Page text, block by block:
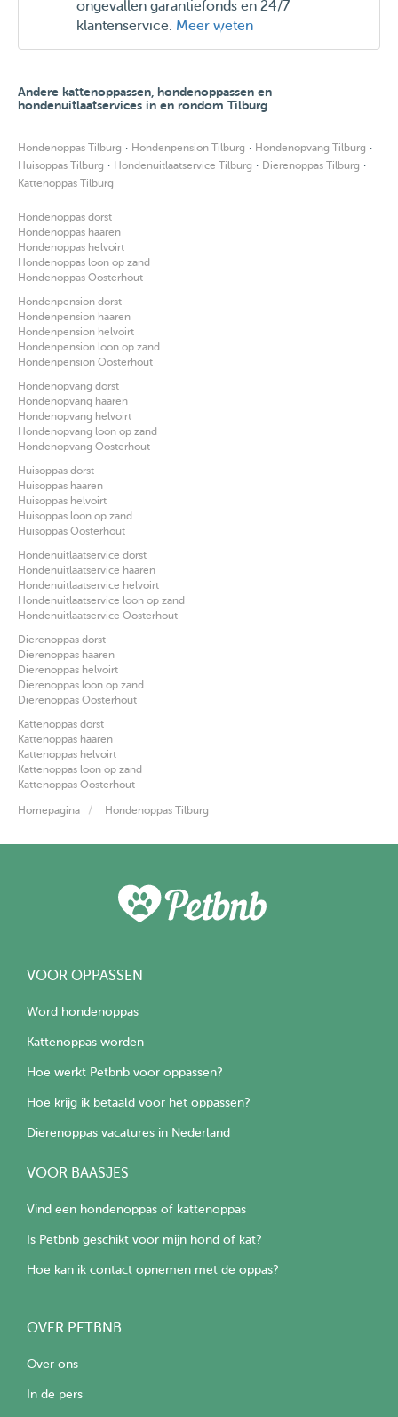
ongevallen garantiefonds en 24/7
klantenservice. Meer weten
Andere kattenoppassen, hondenoppassen en
hondenuitlaatservices in en rondom Tilburg
Hondenoppas Tilburg · Hondenpension Tilburg · Hondenopvang Tilburg ·
Huisoppas Tilburg · Hondenuitlaatservice Tilburg · Dierenoppas Tilburg ·
Kattenoppas Tilburg
Hondenoppas dorst
Hondenoppas haaren
Hondenoppas helvoirt
Hondenoppas loon op zand
Hondenoppas Oosterhout
Hondenpension dorst
Hondenpension haaren
Hondenpension helvoirt
Hondenpension loon op zand
Hondenpension Oosterhout
Hondenopvang dorst
Hondenopvang haaren
Hondenopvang helvoirt
Hondenopvang loon op zand
Hondenopvang Oosterhout
Huisoppas dorst
Huisoppas haaren
Huisoppas helvoirt
Huisoppas loon op zand
Huisoppas Oosterhout
Hondenuitlaatservice dorst
Hondenuitlaatservice haaren
Hondenuitlaatservice helvoirt
Hondenuitlaatservice loon op zand
Hondenuitlaatservice Oosterhout
Dierenoppas dorst
Dierenoppas haaren
Dierenoppas helvoirt
Dierenoppas loon op zand
Dierenoppas Oosterhout
Kattenoppas dorst
Kattenoppas haaren
Kattenoppas helvoirt
Kattenoppas loon op zand
Kattenoppas Oosterhout
Homepagina Hondenoppas Tilburg
VOOR OPPASSEN
Word hondenoppas
Kattenoppas worden
Hoe werkt Petbnb voor oppassen?
Hoe krijg ik betaald voor het oppassen?
Dierenoppas vacatures in Nederland
VOOR BAASJES
Vind een hondenoppas of kattenoppas
Is Petbnb geschikt voor mijn hond of kat?
Hoe kan ik contact opnemen met de oppas?
OVER PETBNB
Over ons
In de pers